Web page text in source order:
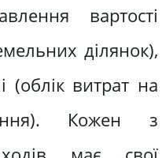
вартості
ділянок),
(облік витрат на
Кожен з